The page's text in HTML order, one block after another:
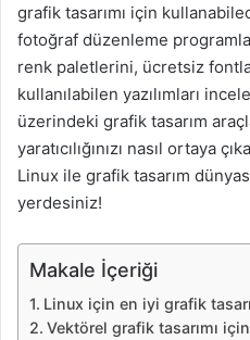
grafik tasarımı için
fotoğraf düzenleme
renk paletlerini, ücretsiz
kullanılabilen yazılımları
üzerindeki grafik tasarım
yaratıcılığınızı nasıl ortaya
Linux ile grafik tasarım
yerdesiniz!
Makale İçeriği
Linux için en iyi grafik
Vektörel grafik tasarımı